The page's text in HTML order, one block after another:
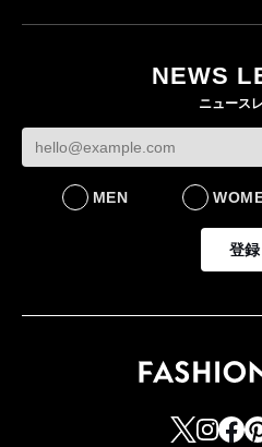
ケットなど7型を発売
をライン
NEWS
ニュース
MEN
登録